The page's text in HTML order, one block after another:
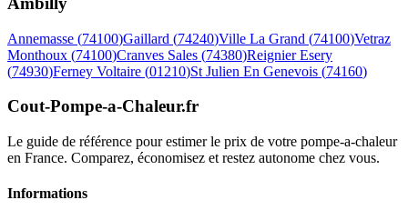
Annemasse (74100)Gaillard (74240)Ville La Grand (74100)Vetraz
Monthoux (74100)Cranves Sales (74380)Reignier Esery
(74930)Ferney Voltaire (01210)St Julien En Genevois (74160)
Cout-Pompe-a-Chaleur.fr
Le guide de référence pour estimer le prix de votre pompe-a-chaleur
en France. Comparez, économisez et restez autonome chez vous.
Informations